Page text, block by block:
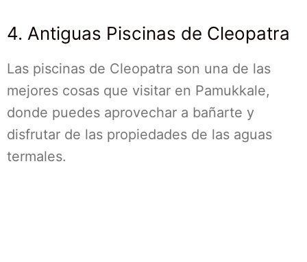
4. Antiguas Piscinas de Cleopatra
Las piscinas de Cleopatra son una de las
mejores cosas que visitar en Pamukkale,
donde puedes aprovechar a bañarte y
disfrutar de las propiedades de las aguas
termales.